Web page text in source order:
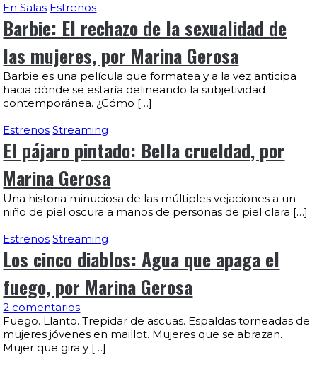
En Salas Estrenos
Barbie: El rechazo de la sexualidad de
las mujeres, por Marina Gerosa
Barbie es una película que formatea y a la vez anticipa
hacia dónde se estaría delineando la subjetividad
contemporánea. ¿Cómo […]
Estrenos Streaming
El pájaro pintado: Bella crueldad, por
Marina Gerosa
Una historia minuciosa de las múltiples vejaciones a un
niño de piel oscura a manos de personas de piel clara […]
Estrenos Streaming
Los cinco diablos: Agua que apaga el
fuego, por Marina Gerosa
2 comentarios
Fuego. Llanto. Trepidar de ascuas. Espaldas torneadas de
mujeres jóvenes en maillot. Mujeres que se abrazan.
Mujer que gira y […]